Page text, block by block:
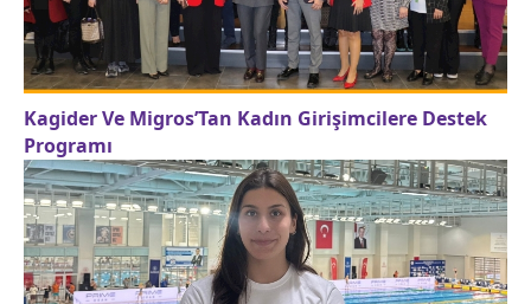
Kagider Ve Migros’Tan Kadın Girişimcilere Destek
Programı